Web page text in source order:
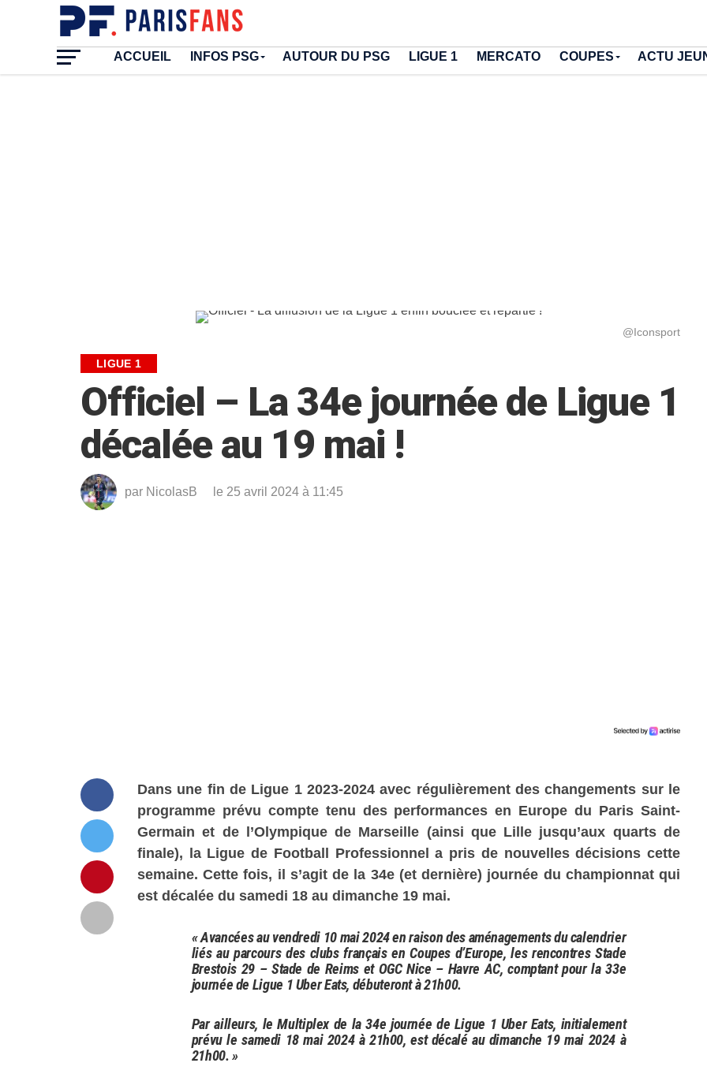
ACCUEIL INFOS PSG AUTOUR DU PSG LIGUE 1 MERCATO COUPES ACTU
@Iconsport
LIGUE 1
Officiel – La 34e journée de Ligue 1
décalée au 19 mai !
par NicolasB le 25 avril 2024 à 11:45
Dans une fin de Ligue 1 2023-2024 avec régulièrement des changements sur le
programme prévu compte tenu des performances en Europe du Paris Saint-
Germain et de l’Olympique de Marseille (ainsi que Lille jusqu’aux quarts de
finale), la Ligue de Football Professionnel a pris de nouvelles décisions cette
semaine. Cette fois, il s’agit de la 34e (et dernière) journée du championnat qui
est décalée du samedi 18 au dimanche 19 mai.
« Avancées au vendredi 10 mai 2024 en raison des aménagements du calendrier
liés au parcours des clubs français en Coupes d’Europe, les rencontres Stade
Brestois 29 – Stade de Reims et OGC Nice – Havre AC, comptant pour la 33e
journée de Ligue 1 Uber Eats, débuteront à 21h00.
Par ailleurs, le Multiplex de la 34e journée de Ligue 1 Uber Eats, initialement
prévu le samedi 18 mai 2024 à 21h00, est décalé au dimanche 19 mai 2024 à
21h00. »